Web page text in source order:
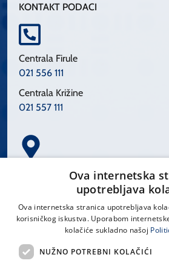
KONTAKT PODACI
Centrala Firule
021 556 111
Centrala Križine
021 557 111
Spinčićeva 1, 21000 Split
Ova internetska
upotrebljava
Ova internetska stranica upotrebljava
korisničkog iskustva. Uporabom
kolačiće sukladno našoj
NUŽNO POTREBNI KOLAČIĆI